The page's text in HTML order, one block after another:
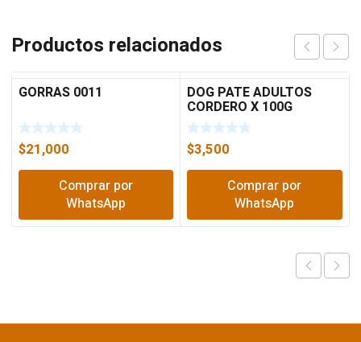
Productos relacionados
GORRAS 0011
$21,000
Comprar por
WhatsApp
DOG PATE ADULTOS
CORDERO X 100G
$3,500
Comprar por
WhatsApp